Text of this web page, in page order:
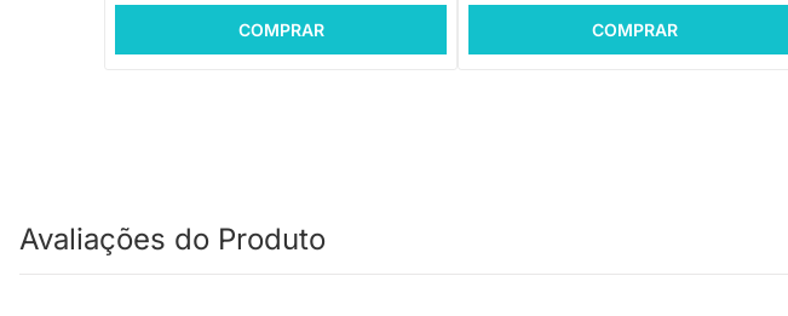
COMPRAR COMPRAR
Avaliações do Produto